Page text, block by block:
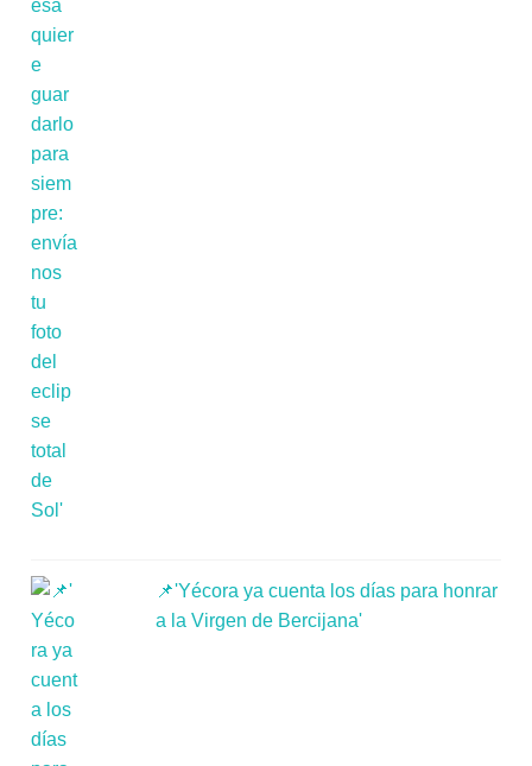
📌'Yécora ya cuenta los días para honrar
a la Virgen de Bercijana'